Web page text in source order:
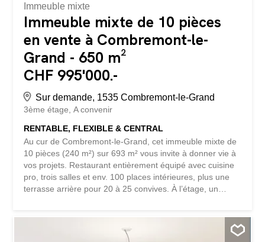
Immeuble mixte
Immeuble mixte de 10 pièces
en vente à Combremont-le-
Grand - 650 m²
CHF 995'000.-
Sur demande, 1535 Combremont-le-Grand
3ème étage A convenir
RENTABLE, FLEXIBLE & CENTRAL
Au cur de Combremont-le-Grand, cet immeuble mixte de
10 pièces (240 m²) sur 693 m² vous invite à donner vie à
vos projets. Restaurant entièrement équipé avec cuisine
pro, trois salles et env. 100 places intérieures, plus une
terrasse arrière pour 20 à 25 convives. À l’étage, un
Cette offre de BETTERHOMES se distingue par les